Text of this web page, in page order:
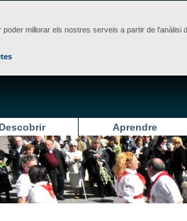
millorar els nostres serveis a partir de
Descobrir Aprendre